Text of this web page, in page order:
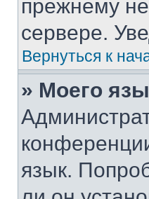
прежнему
сервере.
Вернуться к
» Моего
язык.